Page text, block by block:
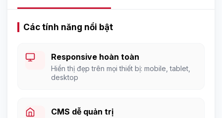
Các tính năng nổi bật
Responsive hoàn toàn
Hiển thị đẹp trên mọi thiết bị: mobile, tablet,
desktop
CMS dễ quản trị